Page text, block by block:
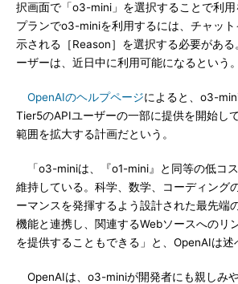
択画面で「o3-mini」を選択することで利
プランでo3-miniを利用するには、チャッ
示される［Reason］を選択する必要があ
ーザーは、近日中に利用可能になるという。
OpenAIのヘルプページによると、o3-
Tier5のAPIユーザーの一部に提供を開始し
範囲を拡大する計画だという。
「o3-miniは、『o1-mini』と同等の低コ
維持している。科学、数学、コーディング
ーマンスを発揮するよう設計された最先端
機能と連携し、関連するWebソースへのリ
を提供することもできる」と、OpenAIは述
OpenAIは、o3-miniが開発者にも親しみ